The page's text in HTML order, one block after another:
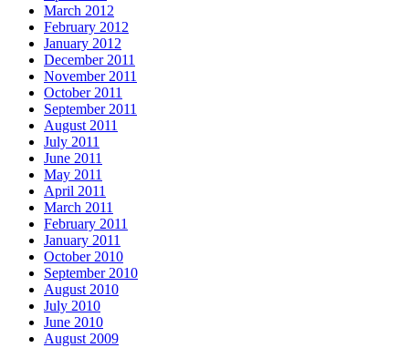
March 2012
February 2012
January 2012
December 2011
November 2011
October 2011
September 2011
August 2011
July 2011
June 2011
May 2011
April 2011
March 2011
February 2011
January 2011
October 2010
September 2010
August 2010
July 2010
June 2010
August 2009